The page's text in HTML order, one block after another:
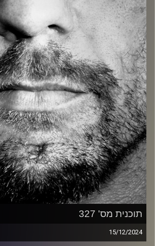
כל מה שחי, אמיתי ונושם.
עם שמוליק רגב.
קרדיט תמונות: David Goehring
תוכנית מס' 327
15/12/2024